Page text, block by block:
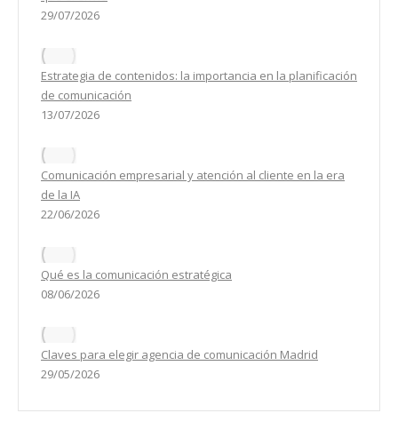
29/07/2026
Estrategia de contenidos: la importancia en la planificación
de comunicación
13/07/2026
Comunicación empresarial y atención al cliente en la era
de la IA
22/06/2026
Qué es la comunicación estratégica
08/06/2026
Claves para elegir agencia de comunicación Madrid
29/05/2026